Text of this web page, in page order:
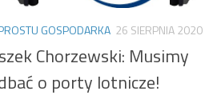
GOSPODARKA 26 SIERPNIA 2020
Chorzewski: Musimy
o porty lotnicze!